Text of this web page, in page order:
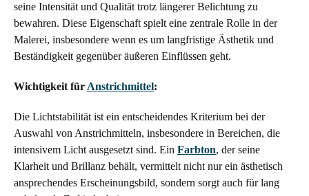
seine Intensität und Qualität trotz längerer Belichtung zu
bewahren. Diese Eigenschaft spielt eine zentrale Rolle in der
Malerei, insbesondere wenn es um langfristige Ästhetik und
Beständigkeit gegenüber äußeren Einflüssen geht.
Wichtigkeit für Anstrichmittel:
Die Lichtstabilität ist ein entscheidendes Kriterium bei der
Auswahl von Anstrichmitteln, insbesondere in Bereichen, die
intensivem Licht ausgesetzt sind. Ein Farbton, der seine
Klarheit und Brillanz behält, vermittelt nicht nur ein ästhetisch
ansprechendes Erscheinungsbild, sondern sorgt auch für lang